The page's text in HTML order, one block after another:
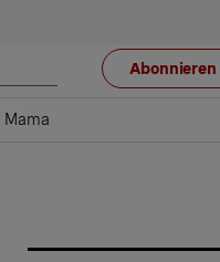
Abonnieren